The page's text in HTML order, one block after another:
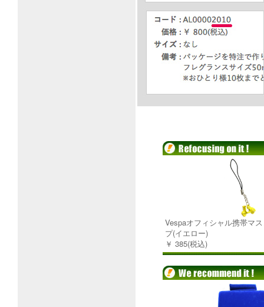
Vespaオフィシャル携帯マ
プ(イエロー)
￥ 385(税込)